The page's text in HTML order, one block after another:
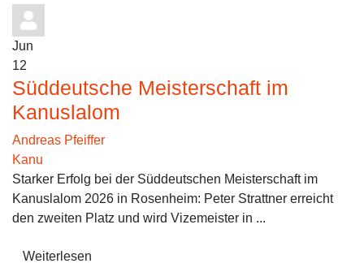
Jun
12
Süddeutsche Meisterschaft im
Kanuslalom
Andreas Pfeiffer
Kanu
Starker Erfolg bei der Süddeutschen Meisterschaft im
Kanuslalom 2026 in Rosenheim: Peter Strattner erreicht
den zweiten Platz und wird Vizemeister in ...
Weiterlesen